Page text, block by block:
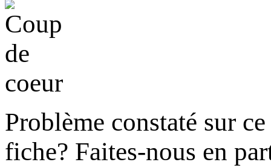
Problème constaté sur
fiche? Faites-nous en